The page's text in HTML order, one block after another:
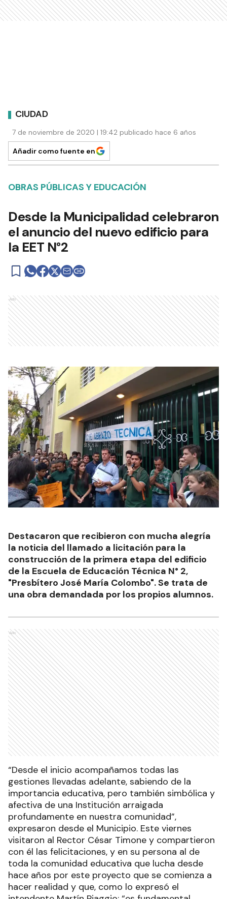
CIUDAD
7 de noviembre de 2020 | 19:42 publicado hace 6 años
Añadir como fuente en
OBRAS PÚBLICAS Y EDUCACIÓN
Desde la Municipalidad celebraron
el anuncio del nuevo edificio para
la EET N°2
Ads
Destacaron que recibieron con mucha alegría
la noticia del llamado a licitación para la
construcción de la primera etapa del edificio
de la Escuela de Educación Técnica N° 2,
"Presbítero José María Colombo". Se trata de
una obra demandada por los propios alumnos.
Ads
“Desde el inicio acompañamos todas las
gestiones llevadas adelante, sabiendo de la
importancia educativa, pero también simbólica y
afectiva de una Institución arraigada
profundamente en nuestra comunidad”,
expresaron desde el Municipio. Este viernes
visitaron al Rector César Timone y compartieron
con él las felicitaciones, y en su persona al de
toda la comunidad educativa que lucha desde
hace años por este proyecto que se comienza a
hacer realidad y que, como lo expresó el